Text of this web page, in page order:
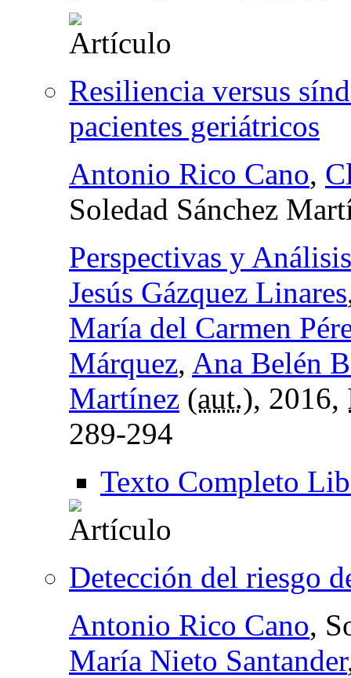
Resiliencia versus
pacientes geriátricos
Antonio Rico Cano,
Soledad Sánchez
Perspectivas y
Jesús Gázquez Linares
María del Carmen
Márquez, Ana Belén
Martínez (aut.), 2016,
289-294
Texto Completo
Detección del riesgo
Antonio Rico Cano,
María Nieto Santander